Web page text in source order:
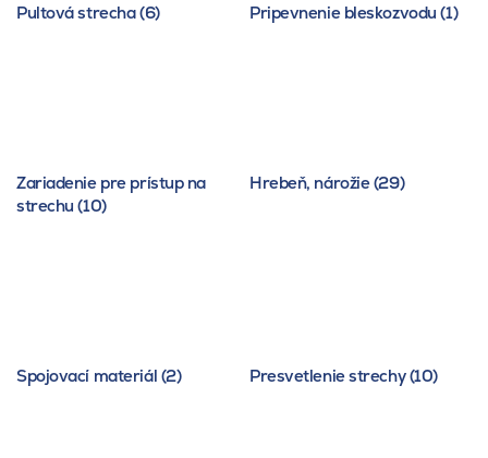
Pultová strecha (6) Pripevnenie bleskozvodu (1)
Zariadenie pre prístup na
strechu (10)
Hrebeň, nárožie (29)
Spojovací materiál (2) Presvetlenie strechy (10)